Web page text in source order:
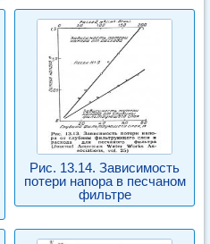
Рис. 13.14. Зависимость
потери напора в песчаном
фильтре